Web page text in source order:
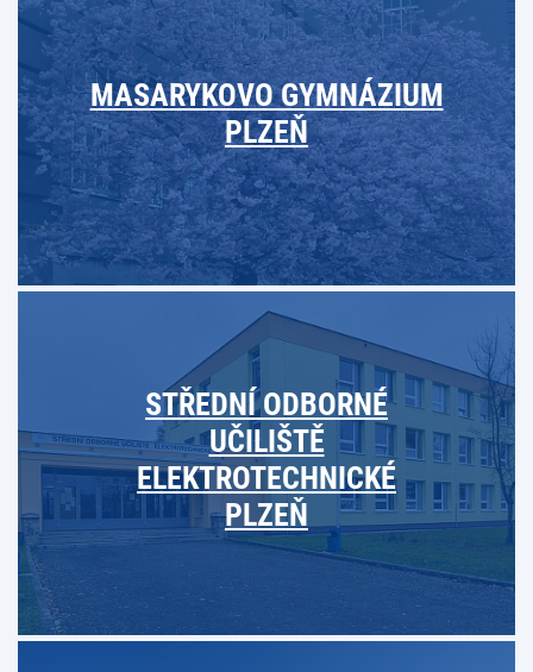
MASARYKOVO GYMNÁZIUM
PLZEŇ
STŘEDNÍ ODBORNÉ
UČILIŠTĚ
ELEKTROTECHNICKÉ
PLZEŇ